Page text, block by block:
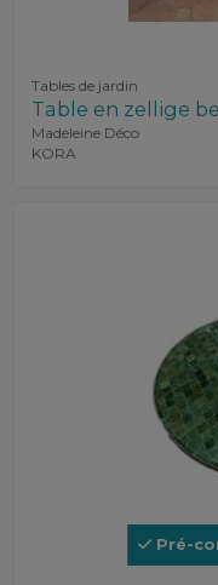
Tables de jardin
Table en zellige
Madeleine Déco
KORA
Pré-